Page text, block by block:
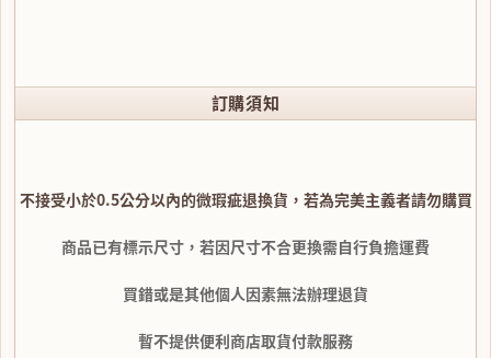
訂購須知
不接受小於0.5公分以內的微瑕疵退換貨，若為完美主義者請勿購買
商品已有標示尺寸，若因尺寸不合更換需自行負擔運費
買錯或是其他個人因素無法辦理退貨
暫不提供便利商店取貨付款服務